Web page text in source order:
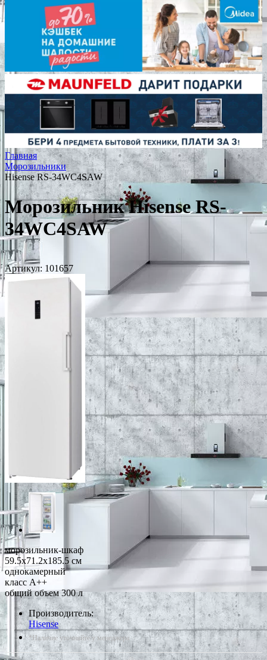
Главная
Морозильники
Hisense RS-34WC4SAW
Морозильник Hisense RS-
34WC4SAW
Артикул: 101657
морозильник-шкаф
59.5x71.2x185.5 см
однокамерный
класс A++
общий объем 300 л
Производитель:
Hisense
*Наличие уточняйте у менеджера